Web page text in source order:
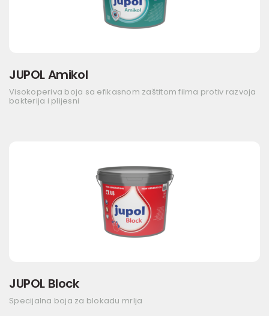
JUPOL Amikol
Visokoperiva boja sa efikasnom zaštitom filma protiv razvoja
bakterija i plijesni
JUPOL Block
Specijalna boja za blokadu mrlja